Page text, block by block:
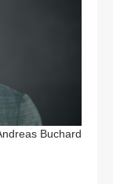
Buchard